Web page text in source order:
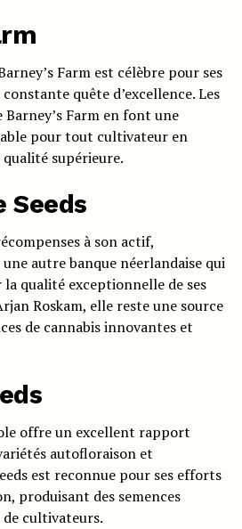
Farm est célèbre pour ses
quête d’excellence. Les
Barney’s Farm en font une
pour tout cultivateur en
qualité supérieure.
Seeds
à son actif,
une autre banque néerlandaise qui
la qualité exceptionnelle de ses
Roskam, elle reste une source
de cannabis innovantes et
offre un excellent rapport
autofloraison et
est reconnue pour ses efforts
produisant des semences
de cultivateurs.